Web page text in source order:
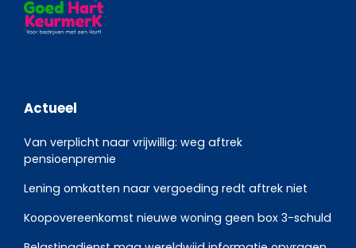
Actueel
Van verplicht naar vrijwillig: weg aftrek
pensioenpremie
Lening omkatten naar vergoeding redt aftrek niet
Koopovereenkomst nieuwe woning geen box 3-schuld